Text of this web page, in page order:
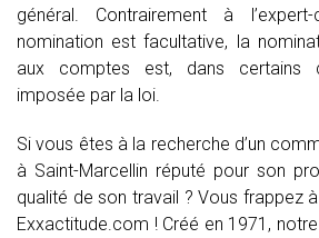
général. Contrairement à
nomination est facultative, la
aux comptes est, dans certains
imposée par la loi.
Si vous êtes à la recherche d’un
à Saint-Marcellin réputé pour son
qualité de son travail ? Vous frappez
Exxactitude.com ! Créé en 1971,